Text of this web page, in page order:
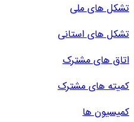
تشکل های ملی
تشکل های استانی
اتاق های مشترک
کمیته های مشترک
کمیسیون ها